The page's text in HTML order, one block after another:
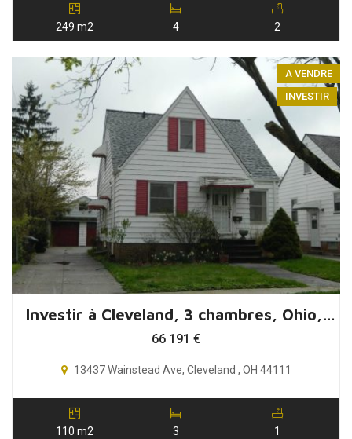
249 m2 4 2
A VENDRE
INVESTIR
Investir à Cleveland, 3 chambres, Ohio, USA
66 191 €
13437 Wainstead Ave, Cleveland , OH 44111
110 m2 3 1